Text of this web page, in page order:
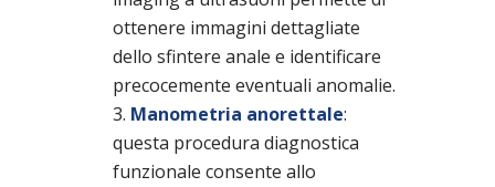
ottenere immagini dettagliate
dello sfintere anale e identificare
precocemente eventuali anomalie.
Manometria anorettale:
questa procedura diagnostica
funzionale consente allo